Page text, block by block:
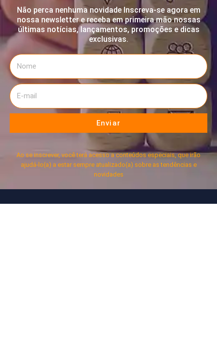
Não perca nenhuma novidade Inscreva-se agora em
nossa newsletter e receba em primeira mão nossas
últimas notícias, lançamentos, promoções e dicas
exclusivas.
Enviar
Ao se inscrever, você terá acesso a conteúdos especiais, que irão
ajudá-lo(a) a estar sempre atualizado(a) sobre as tendências e
novidades